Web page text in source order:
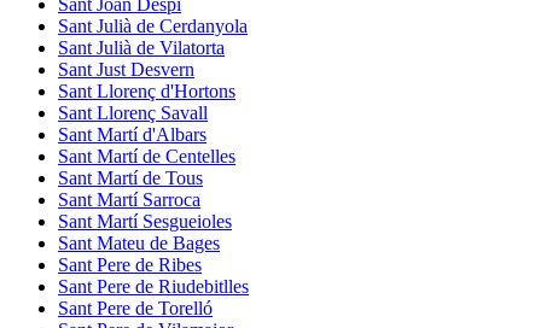
Sant Julià de Cerdanyola
Sant Julià de Vilatorta
Sant Just Desvern
Sant Llorenç d'Hortons
Sant Llorenç Savall
Sant Martí d'Albars
Sant Martí de Centelles
Sant Martí de Tous
Sant Martí Sarroca
Sant Martí Sesgueioles
Sant Mateu de Bages
Sant Pere de Ribes
Sant Pere de Riudebitlles
Sant Pere de Torelló